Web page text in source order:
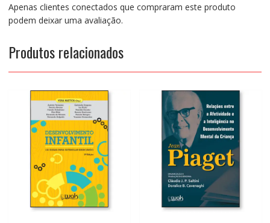
Apenas clientes conectados que compraram este produto
podem deixar uma avaliação.
Produtos relacionados